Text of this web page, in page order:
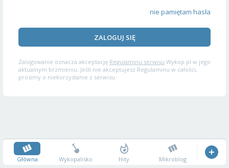
nie pamiętam hasła
ZALOGUJ SIĘ
Zalogowanie oznacza akceptację Regulaminu serwisu Wykop.pl w jego
aktualnym brzmieniu. Jeśli nie akceptujesz Regulaminu w całości,
prosimy o niekorzystanie z serwisu.
Główna Wykopalisko Hity Mikroblog